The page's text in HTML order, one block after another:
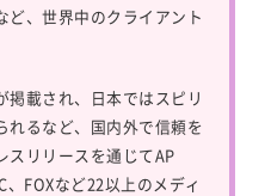
ど、世界中のクライアント
掲載され、日本ではスピリ
れるなど、国内外で信頼を
スリリースを通じてAP
FOXなど22以上のメディ